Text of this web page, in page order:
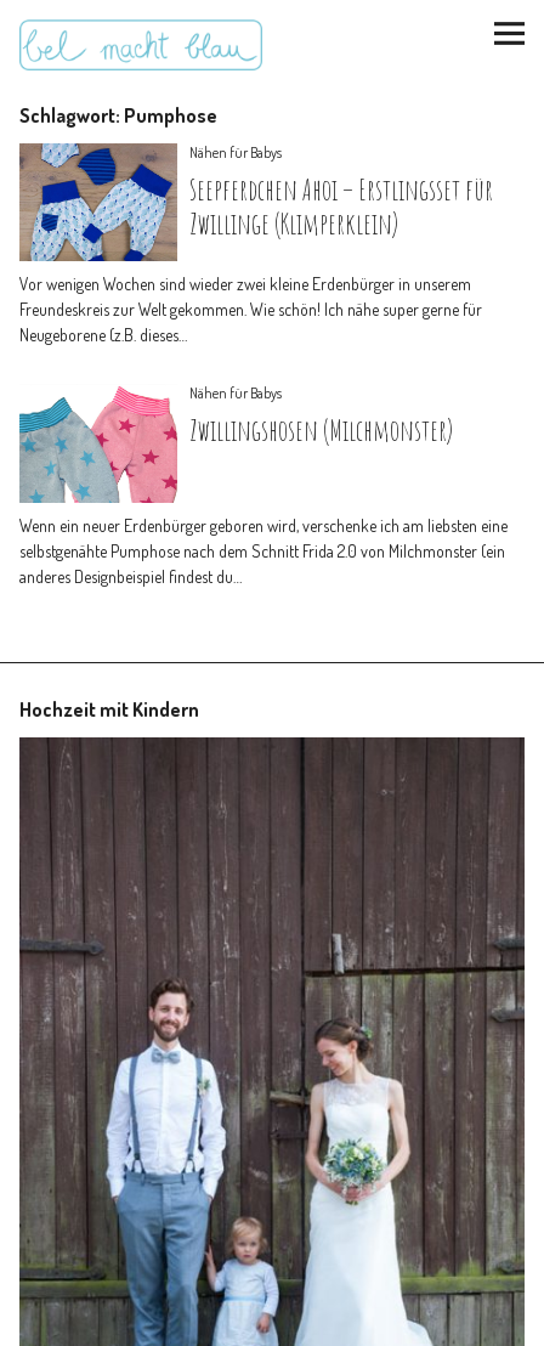
instagram
pinterestbloglovin
Malen + basteln
Feste feiern
Kinderzimmer
Mathe für Mamas
Familienleben
Schlagwort: Pumphose
Nähen für Babys
Seepferdchen Ahoi – Erstlingsset für
Zwillinge (Klimperklein)
Vor wenigen Wochen sind wieder zwei kleine Erdenbürger in unserem
Freundeskreis zur Welt gekommen. Wie schön! Ich nähe super gerne für
Neugeborene (z.B. dieses…
Nähen für Babys
Zwillingshosen (Milchmonster)
Wenn ein neuer Erdenbürger geboren wird, verschenke ich am liebsten eine
selbstgenähte Pumphose nach dem Schnitt Frida 2.0 von Milchmonster (ein
anderes Designbeispiel findest du…
Hochzeit mit Kindern